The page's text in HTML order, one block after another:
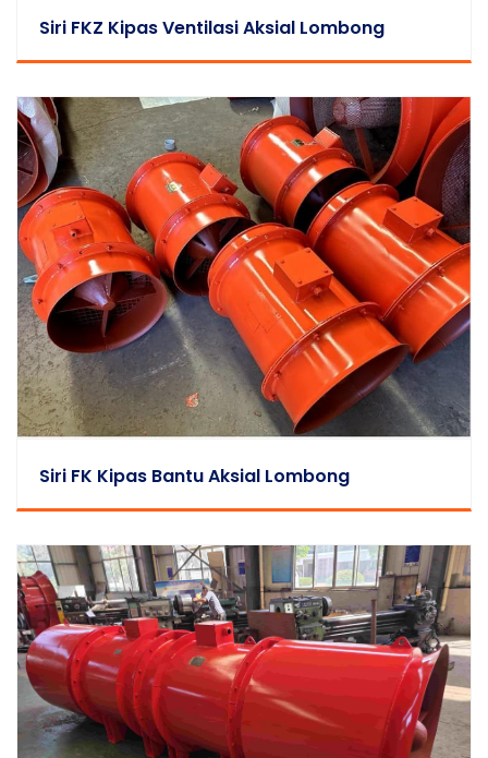
Siri FKZ Kipas Ventilasi Aksial Lombong
Siri FK Kipas Bantu Aksial Lombong